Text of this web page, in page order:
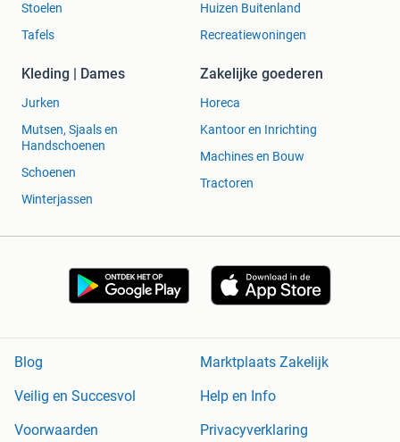
Stoelen
Tafels
Huizen Buitenland
Recreatiewoningen
Kleding | Dames
Jurken
Mutsen, Sjaals en
Handschoenen
Schoenen
Winterjassen
Zakelijke goederen
Horeca
Kantoor en Inrichting
Machines en Bouw
Tractoren
Blog
Marktplaats Zakelijk
Veilig en Succesvol
Help en Info
Voorwaarden
Privacyverklaring